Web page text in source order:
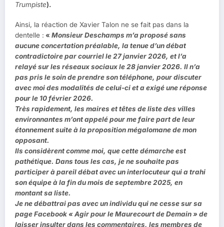
Trumpiste).
Ainsi, la réaction de Xavier Talon ne se fait pas dans la
dentelle : « Monsieur Deschamps m’a proposé sans
aucune concertation préalable, la tenue d’un débat
contradictoire par courriel le 27 janvier 2026, et l’a
relayé sur les réseaux sociaux le 28 janvier 2026. Il n’a
pas pris le soin de prendre son téléphone, pour discuter
avec moi des modalités de celui-ci et a exigé une réponse
pour le 10 février 2026.
Très rapidement, les maires et têtes de liste des villes
environnantes m’ont appelé pour me faire part de leur
étonnement suite à la proposition mégalomane de mon
opposant.
Ils considèrent comme moi, que cette démarche est
pathétique. Dans tous les cas, je ne souhaite pas
participer à pareil débat avec un interlocuteur qui a trahi
son équipe à la fin du mois de septembre 2025, en
montant sa liste.
Je ne débattrai pas avec un individu qui ne cesse sur sa
page Facebook « Agir pour le Maurecourt de Demain » de
laisser insulter dans les commentaires, les membres de